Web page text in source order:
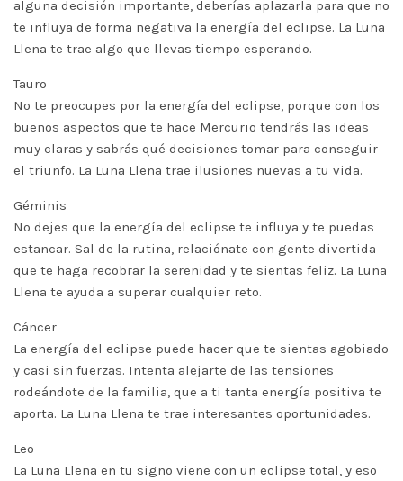
alguna decisión importante, deberías aplazarla para que no
te influya de forma negativa la energía del eclipse. La Luna
Llena te trae algo que llevas tiempo esperando.
Tauro
No te preocupes por la energía del eclipse, porque con los
buenos aspectos que te hace Mercurio tendrás las ideas
muy claras y sabrás qué decisiones tomar para conseguir
el triunfo. La Luna Llena trae ilusiones nuevas a tu vida.
Géminis
No dejes que la energía del eclipse te influya y te puedas
estancar. Sal de la rutina, relaciónate con gente divertida
que te haga recobrar la serenidad y te sientas feliz. La Luna
Llena te ayuda a superar cualquier reto.
Cáncer
La energía del eclipse puede hacer que te sientas agobiado
y casi sin fuerzas. Intenta alejarte de las tensiones
rodeándote de la familia, que a ti tanta energía positiva te
aporta. La Luna Llena te trae interesantes oportunidades.
Leo
La Luna Llena en tu signo viene con un eclipse total, y eso